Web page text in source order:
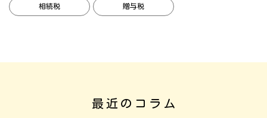
相続税 贈与税
最近のコラム